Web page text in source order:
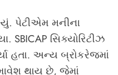
પેટીએમ મનીના
SBICAP સિક્યોરિટીઝ
હતા. અન્ય બ્રોકરેજમાં
થાય છે, જેમાં